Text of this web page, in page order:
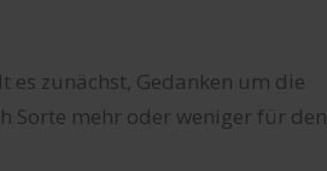
es zunächst, Gedanken um die
Sorte mehr oder weniger für den